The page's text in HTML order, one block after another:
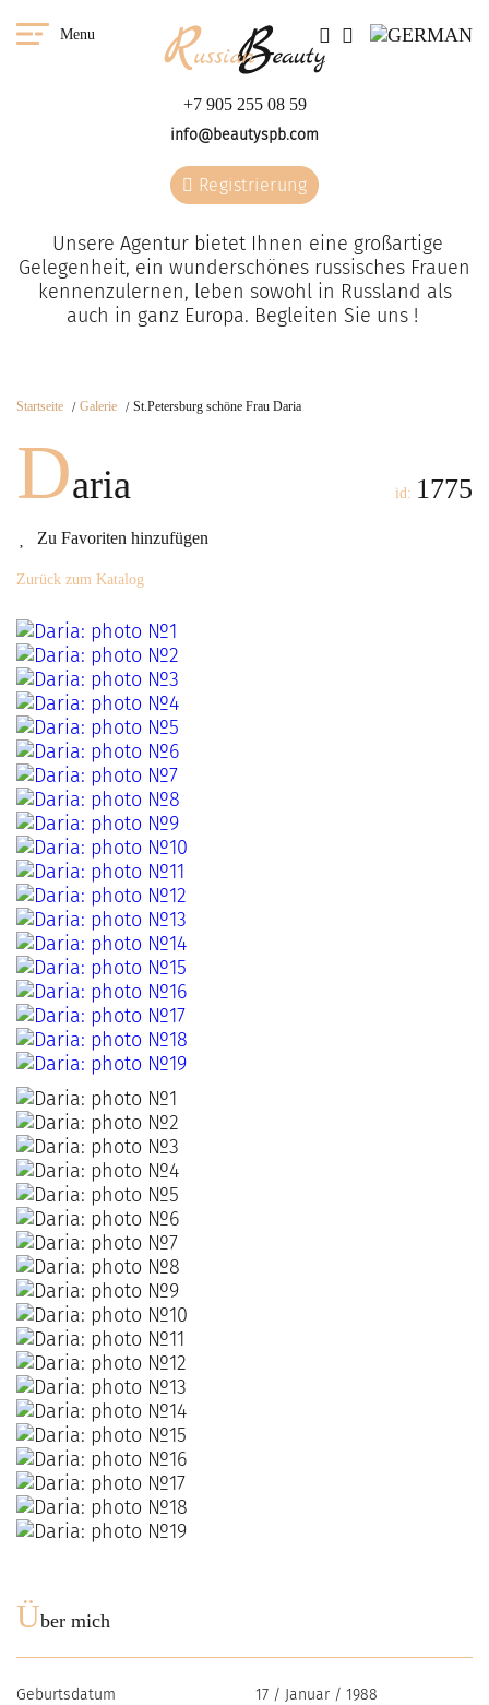
Menu
+7 905 255 08 59
info@beautyspb.com
Registrierung
Unsere Agentur bietet Ihnen eine großartige
Gelegenheit, ein wunderschönes russisches Frauen
kennenzulernen, leben sowohl in Russland als
auch in ganz Europa. Begleiten Sie uns !
Startseite Galerie St.Petersburg schöne Frau Daria
Daria
Zu Favoriten hinzufügen
id: 1775
Zurück zum Katalog
Über mich
Geburtsdatum
17 / Januar / 1988